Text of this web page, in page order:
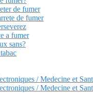
de fumer
de fumer
a fumer
sans?
/ Medecine et
/ Medecine et